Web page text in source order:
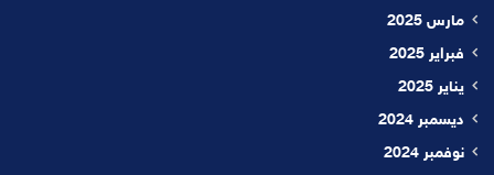
مارس 2025
فبراير 2025
يناير 2025
ديسمبر 2024
نوفمبر 2024